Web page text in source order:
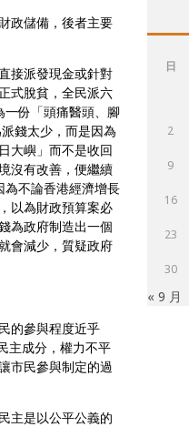
政儲備，後者主要
接派發現金或針對
式脫貧，全民派六
份「頭痛醫頭、腳
錢太少，而是因為
大嶼」而不是收回
沒有改善，便繼續
不論香港經濟增長
以為財政預算案必
為政府制造出一個
會減少，質疑政府
的參與程度近乎
主成分，權力不平
市民參與制定的過
主是以公平公義的
日
2
9
16
23
30
« 9 月